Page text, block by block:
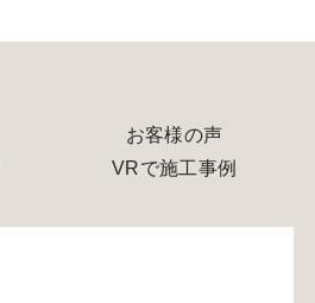
お客様の声
VRで施工事例